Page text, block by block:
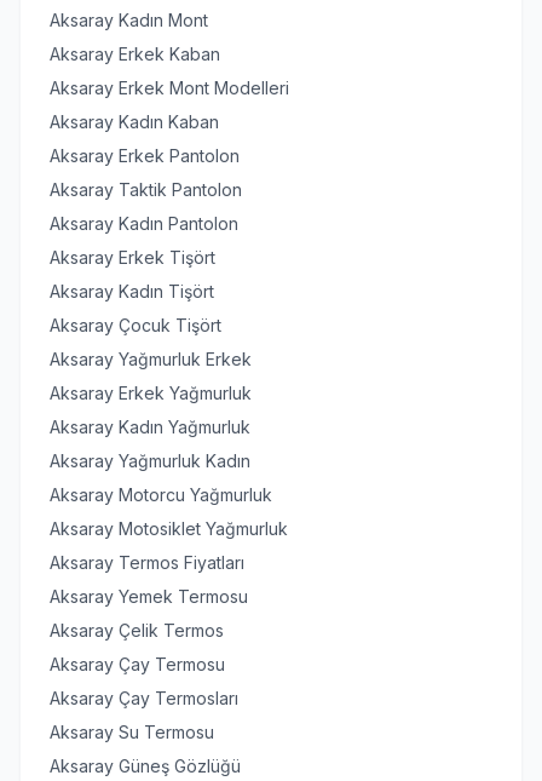
Aksaray Kadın Mont
Aksaray Erkek Kaban
Aksaray Erkek Mont Modelleri
Aksaray Kadın Kaban
Aksaray Erkek Pantolon
Aksaray Taktik Pantolon
Aksaray Kadın Pantolon
Aksaray Erkek Tişört
Aksaray Kadın Tişört
Aksaray Çocuk Tişört
Aksaray Yağmurluk Erkek
Aksaray Erkek Yağmurluk
Aksaray Kadın Yağmurluk
Aksaray Yağmurluk Kadın
Aksaray Motorcu Yağmurluk
Aksaray Motosiklet Yağmurluk
Aksaray Termos Fiyatları
Aksaray Yemek Termosu
Aksaray Çelik Termos
Aksaray Çay Termosu
Aksaray Çay Termosları
Aksaray Su Termosu
Aksaray Güneş Gözlüğü